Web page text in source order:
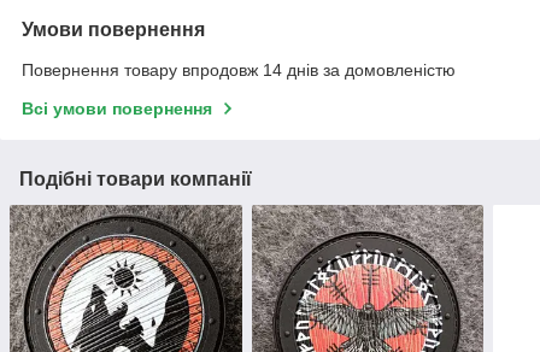
Умови повернення
Повернення товару впродовж 14 днів за домовленістю
Всі умови повернення
Подібні товари компанії